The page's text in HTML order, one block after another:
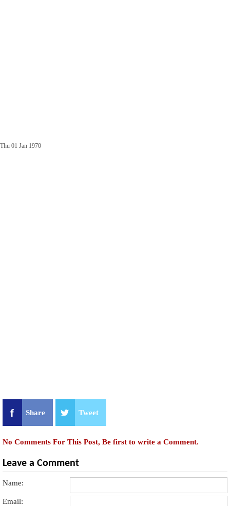
Thu 01 Jan 1970
Share Tweet
No Comments For This Post, Be first to write a Comment.
Leave a Comment
Name:
Email: